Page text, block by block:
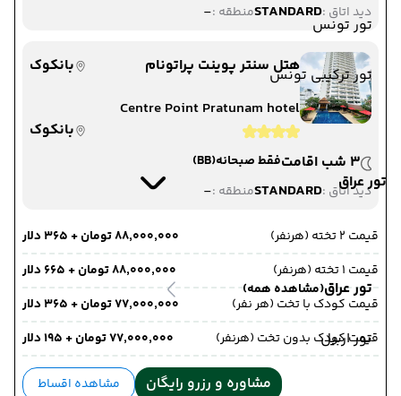
تور تونس
تور ترکیبی تونس
تور عراق
تور عراق(مشاهده همه)
تور اربیل
دید اتاق :STANDARDمنطقه :-
هتل سنتر پوینت پراتونام
بانکوک
Centre Point Pratunam hotel
بانکوک
3 شب اقامت
فقط صبحانه(BB)
دید اتاق :STANDARDمنطقه :-
قیمت 2 تخته (هرنفر)
۸۸٬۰۰۰٬۰۰۰ تومان + ۳۶۵ دلار
قیمت 1 تخته (هرنفر)
۸۸٬۰۰۰٬۰۰۰ تومان + ۶۶۵ دلار
قیمت کودک با تخت (هر نفر)
۷۷٬۰۰۰٬۰۰۰ تومان + ۳۶۵ دلار
قیمت کودک بدون تخت (هرنفر)
۷۷٬۰۰۰٬۰۰۰ تومان + ۱۹۵ دلار
مشاوره و رزرو رایگان مشاهده اقساط